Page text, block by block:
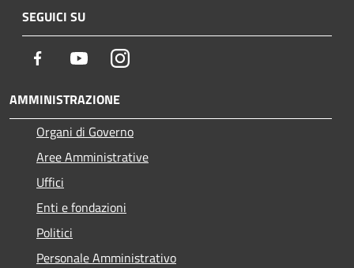
SEGUICI SU
Facebook YoutubeInstagram
AMMINISTRAZIONE
Organi di Governo
Aree Amministrative
Uffici
Enti e fondazioni
Politici
Personale Amministrativo